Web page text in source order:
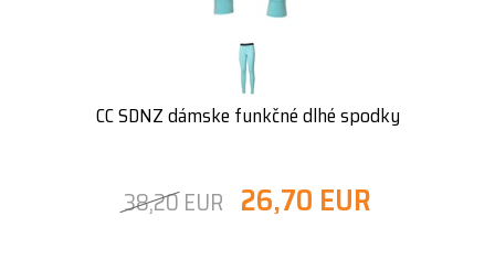
CC SDNZ dámske funkčné dlhé spodky
38,20 EUR 26,70 EUR